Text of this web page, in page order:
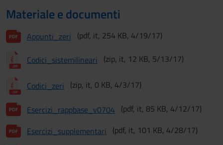
Materiale e documenti
Appunti_zeri (pdf, it, 254 KB, 4/19/17)
Codici_sistemilineari (zip, it, 12 KB, 5/13/17)
Codici_zeri (zip, it, 0 KB, 4/3/17)
Esercizi_rappbase_v0704 (pdf, it, 85 KB, 4/12/17)
Esercizi_supplementari
(pdf, it, 101 KB, 4/28/17)